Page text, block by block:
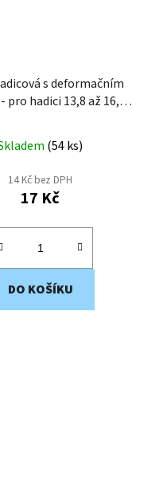
s deformačním
13,8 až 16,0
(54 ks)
14 Kč bez DPH
17 Kč
DO KOŠÍKU